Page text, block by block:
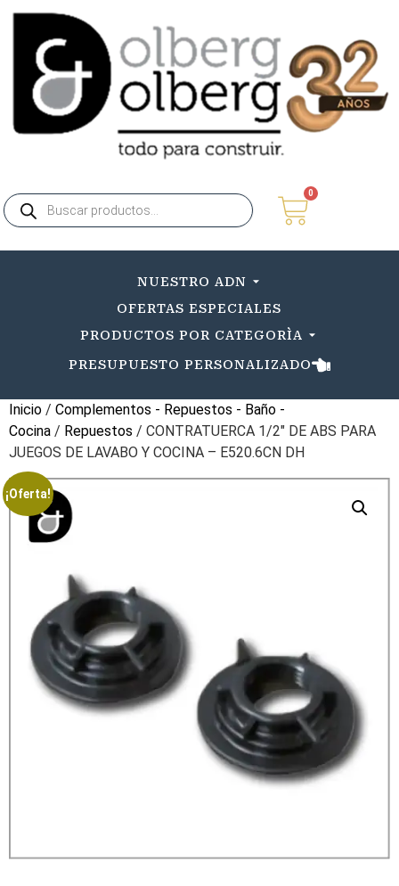
0
NUESTRO ADN
OFERTAS ESPECIALES
PRODUCTOS POR CATEGORÌA
PRESUPUESTO PERSONALIZADO
Inicio / Complementos - Repuestos - Baño -
Cocina / Repuestos / CONTRATUERCA 1/2″ DE ABS PARA
JUEGOS DE LAVABO Y COCINA – E520.6CN DH
¡Oferta!